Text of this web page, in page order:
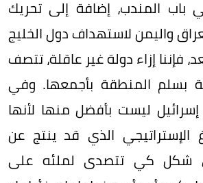
المندب، إضافة إلى تحريك
واليمن لاستهداف دول الخليج
فإننا إزاء دولة غير عاقلة، تتصف
بسلم المنطقة بأجمعها. وفي
إسرائيل ليست بأفضل منها لأنها
الإستراتيجي الذي قد ينتج عن
شكل كي تتصدى لملئه على